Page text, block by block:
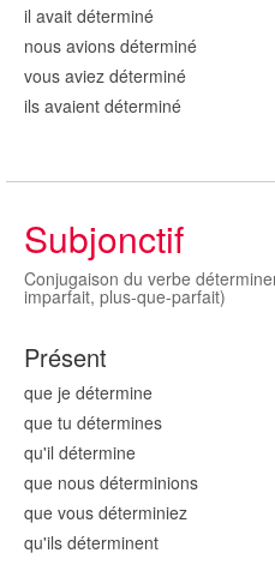
il avait déterminé
nous avions déterminé
vous aviez déterminé
ils avaient déterminé
Subjonctif
Conjugaison du verbe
imparfait, plus-que-parfait)
Présent
que je détermine
que tu détermines
qu'il détermine
que nous déterminions
que vous déterminiez
qu'ils déterminent